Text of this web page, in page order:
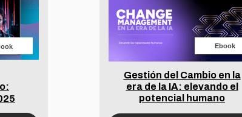
Ebook
Gestión del Cambio en la
era de la IA: elevando el
potencial humano